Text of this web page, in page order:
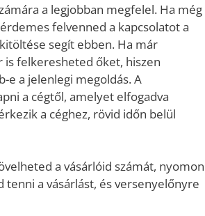
a legjobban megfelel. Ha még
felvenned a kapcsolatot a
segít ebben. Ha már
is felkeresheted őket, hiszen
e a jelenlegi megoldás. A
a cégtől, amelyet elfogadva
a céghez, rövid időn belül
a vásárlóid számát, nyomon
a vásárlást, és versenyelőnyre